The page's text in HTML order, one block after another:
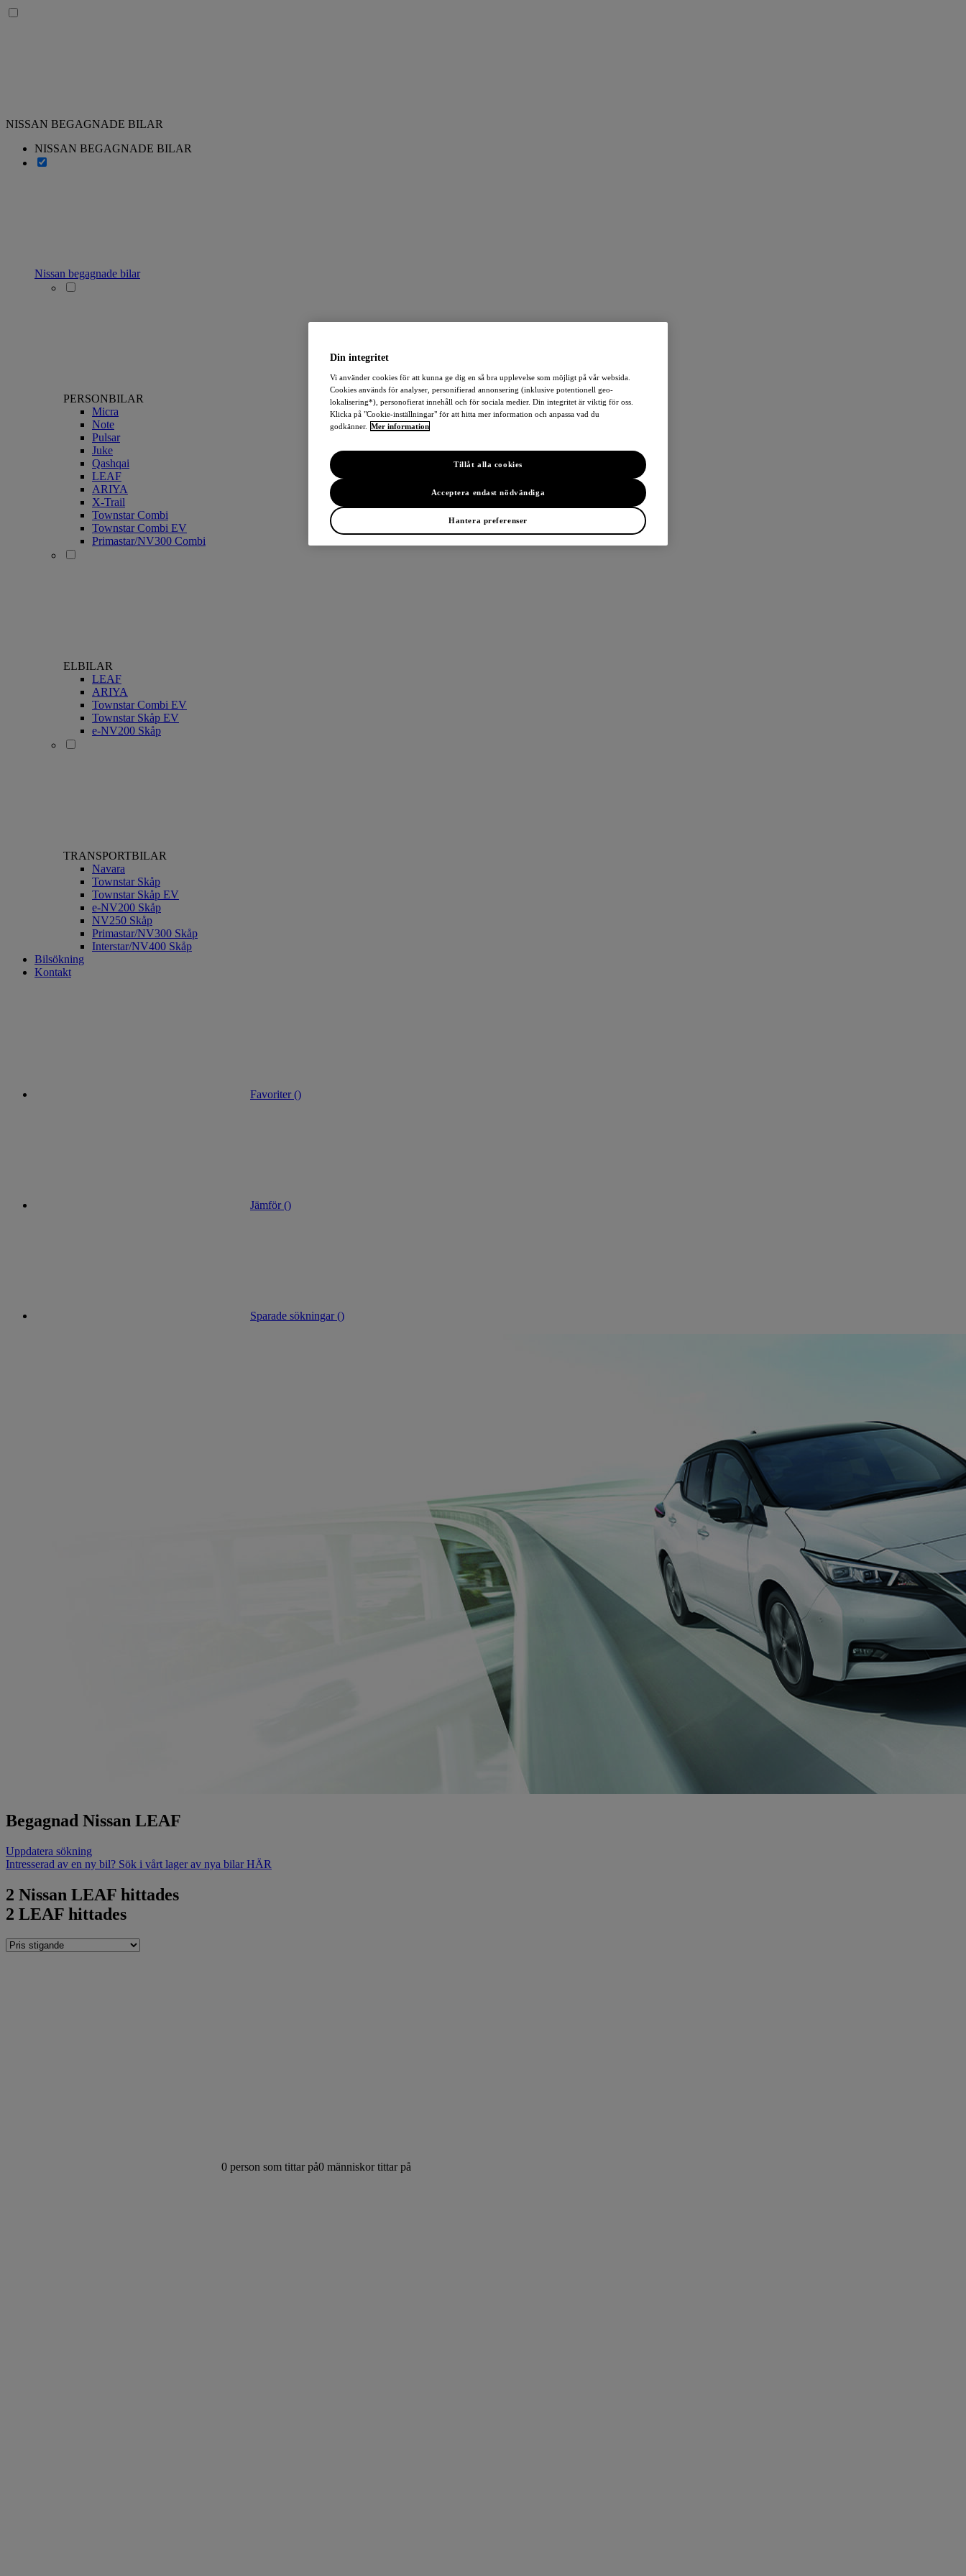
NISSAN BEGAGNADE BILAR
NISSAN BEGAGNADE BILAR
Nissan begagnade bilar
PERSONBILAR
Micra
Note
Pulsar
Juke
Qashqai
LEAF
ARIYA
X-Trail
Townstar Combi
Townstar Combi EV
Primastar/NV300 Combi
ELBILAR
LEAF
ARIYA
Townstar Combi EV
Townstar Skåp EV
e-NV200 Skåp
TRANSPORTBILAR
Navara
Townstar Skåp
Townstar Skåp EV
e-NV200 Skåp
NV250 Skåp
Primastar/NV300 Skåp
Interstar/NV400 Skåp
Bilsökning
Kontakt
Favoriter ()
Jämför ()
Sparade sökningar ()
Begagnad Nissan LEAF
Uppdatera sökning
Intresserad av en ny bil? Sök i vårt lager av nya bilar HÄR
2 Nissan LEAF hittades
2 LEAF hittades
0 person som tittar på0 människor tittar på
Din integritet
Vi använder cookies för att kunna ge dig en så bra upplevelse som möjligt på vår websida.
Cookies används för analyser, personifierad annonsering (inklusive potentionell geo-
lokalisering*), personofierat innehåll och för sociala medier. Din integritet är viktig för oss.
Klicka på "Cookie-inställningar" för att hitta mer information och anpassa vad du
godkänner. Mer information
Hantera preferenser
Acceptera endast nödvändiga
Tillåt alla cookies